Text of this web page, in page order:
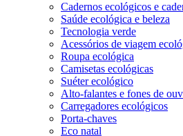
Cadernos ecológicos e
Saúde ecológica e beleza
Tecnologia verde
Acessórios de viagem
Roupa ecológica
Camisetas ecológicas
Suéter ecológico
Alto-falantes e fones de
Carregadores ecológicos
Porta-chaves
Eco natal